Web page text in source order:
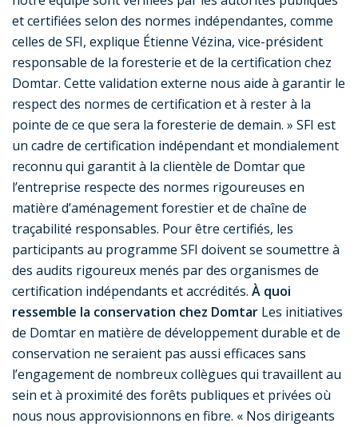
et certifiées selon des normes indépendantes, comme
celles de SFI, explique Étienne Vézina, vice-président
responsable de la foresterie et de la certification chez
Domtar. Cette validation externe nous aide à garantir le
respect des normes de certification et à rester à la
pointe de ce que sera la foresterie de demain. » SFI est
un cadre de certification indépendant et mondialement
reconnu qui garantit à la clientèle de Domtar que
l’entreprise respecte des normes rigoureuses en
matière d’aménagement forestier et de chaîne de
traçabilité responsables. Pour être certifiés, les
participants au programme SFI doivent se soumettre à
des audits rigoureux menés par des organismes de
certification indépendants et accrédités. À quoi
ressemble la conservation chez Domtar Les initiatives
de Domtar en matière de développement durable et de
conservation ne seraient pas aussi efficaces sans
l’engagement de nombreux collègues qui travaillent au
sein et à proximité des forêts publiques et privées où
nous nous approvisionnons en fibre. « Nos dirigeants